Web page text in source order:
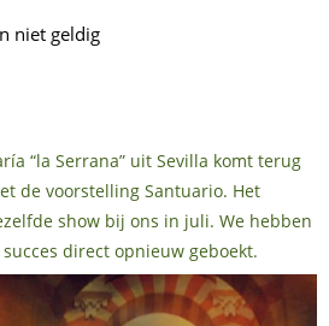
niet geldig
“la Serrana” uit Sevilla komt terug
de voorstelling Santuario. Het
show bij ons in juli. We hebben
direct opnieuw geboekt.